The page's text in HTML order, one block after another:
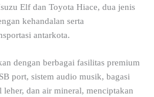
Elf dan Toyota Hiace, dua jenis
kehandalan serta
antarkota.
dengan berbagai fasilitas premium
port, sistem audio musik, bagasi
dan air mineral, menciptakan